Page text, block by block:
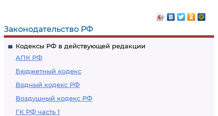
Законодательство РФ
Кодексы РФ в действующей редакции
АПК РФ
Бюджетный кодекс
Водный кодекс РФ
Воздушный кодекс РФ
ГК РФ часть 1